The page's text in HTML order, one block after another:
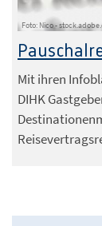
Foto: Nico -
Mit ihren
DIHK